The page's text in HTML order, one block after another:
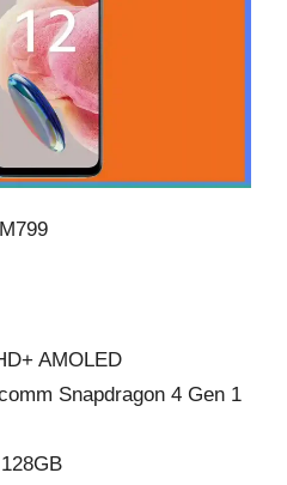
AMOLED
Snapdragon 4 Gen 1
128GB